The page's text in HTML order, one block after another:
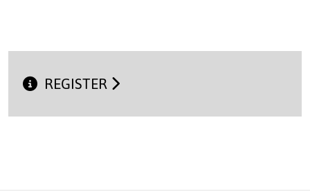
REGISTER